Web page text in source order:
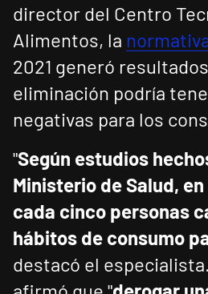
director del Centro
Alimentos, la
2021 generó
eliminación podría
negativas para los
"Según estudios
Ministerio de Salud,
cada cinco personas
hábitos de consumo
destacó el